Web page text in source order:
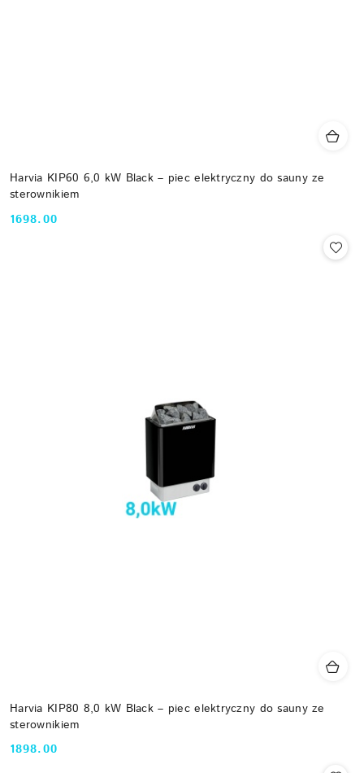
Harvia KIP60 6,0 kW Black – piec elektryczny do sauny ze
sterownikiem
Cena:
1698.00
Harvia KIP80 8,0 kW Black – piec elektryczny do sauny ze
sterownikiem
Cena:
1898.00